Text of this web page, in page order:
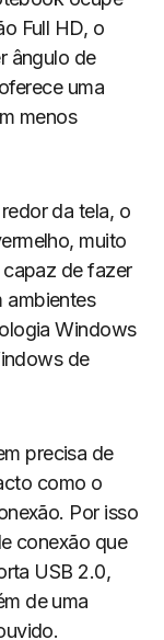
Full HD, o
ângulo de
uma
menos
da tela, o
muito
de fazer
ambientes
Windows
de
precisa de
como o
Por isso
conexão que
USB 2.0,
de uma